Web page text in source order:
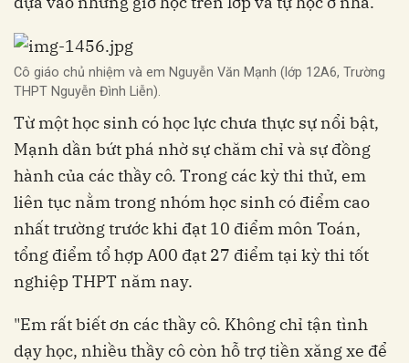
Cô giáo chủ nhiệm và em Nguyễn Văn Mạnh (lớp 12A6, Trường
THPT Nguyễn Đình Liễn).
Từ một học sinh có học lực chưa thực sự nổi bật,
Mạnh dần bứt phá nhờ sự chăm chỉ và sự đồng
hành của các thầy cô. Trong các kỳ thi thử, em
liên tục nằm trong nhóm học sinh có điểm cao
nhất trường trước khi đạt 10 điểm môn Toán,
tổng điểm tổ hợp A00 đạt 27 điểm tại kỳ thi tốt
nghiệp THPT năm nay.
"Em rất biết ơn các thầy cô. Không chỉ tận tình
dạy học, nhiều thầy cô còn hỗ trợ tiền xăng xe để